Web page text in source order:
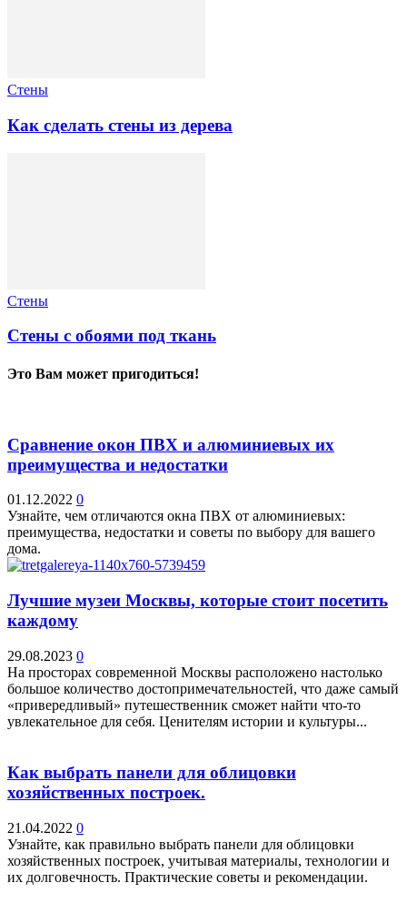
Стены
Как сделать стены из дерева
Стены
Стены с обоями под ткань
Это Вам может пригодиться!
Сравнение окон ПВХ и алюминиевых их
преимущества и недостатки
01.12.2022 0
Узнайте, чем отличаются окна ПВХ от алюминиевых:
преимущества, недостатки и советы по выбору для вашего
дома.
Лучшие музеи Москвы, которые стоит посетить
каждому
29.08.2023 0
На просторах современной Москвы расположено настолько
большое количество достопримечательностей, что даже самый
«привередливый» путешественник сможет найти что-то
увлекательное для себя. Ценителям истории и культуры...
Как выбрать панели для облицовки
хозяйственных построек.
21.04.2022 0
Узнайте, как правильно выбрать панели для облицовки
хозяйственных построек, учитывая материалы, технологии и
их долговечность. Практические советы и рекомендации.